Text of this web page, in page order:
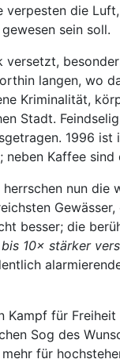
verpesten die
sein soll.
versetzt,
langen, wo
Kriminalität,
Stadt.
1996
neben Kaffee
nun
besser; die
10× stärker
Kampf für
Sog des
für